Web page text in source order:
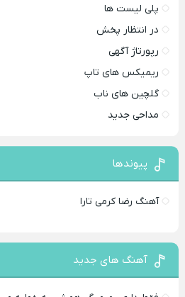
پلی لیست ها
در انتظار پخش
رپورتاژ آگهی
ریمیکس های تاپ
گلچین های ناب
مداحی جدید
پیوندها
آهنگ رضا کرمی تارا
آهنگ های جدید